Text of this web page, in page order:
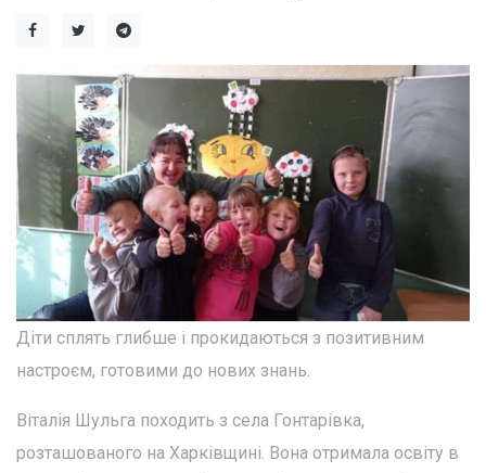
Діти сплять глибше і прокидаються з позитивним
настроєм, готовими до нових знань.
Віталія Шульга походить з села Гонтарівка,
розташованого на Харківщині. Вона отримала освіту в